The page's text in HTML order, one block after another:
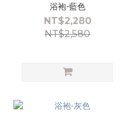
浴袍-藍色
NT$2,280
NT$2,580